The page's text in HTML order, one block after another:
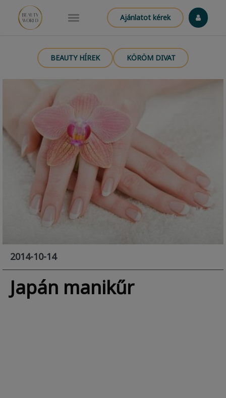
Ajánlatot kérek
BEAUTY HÍREK KÖRÖM DIVAT
2014-10-14
Japán manikűr